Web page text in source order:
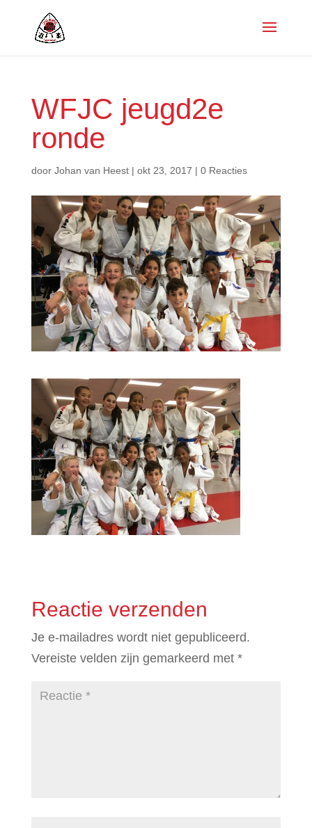
WFJC jeugd2e
ronde
door Johan van Heest| okt 23, 2017 | 0 Reacties
Reactie verzenden
Je e-mailadres wordt niet gepubliceerd.
Vereiste velden zijn gemarkeerd met *